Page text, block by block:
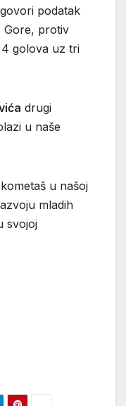
podatak
Gore, protiv
golova uz tri
drugi
u naše
u našoj
mladih
svojoj